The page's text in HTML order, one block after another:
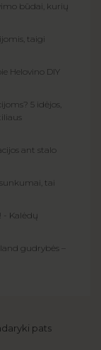
būdai, kurių
taigi
Helovino DIY
5 idėjos,
ant stalo
tai
- Kalėdų
gudrybės –
pats